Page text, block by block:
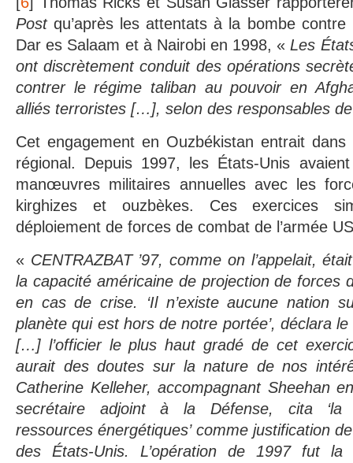
Postqu’après les attentats à la bombe contre
Dar es Salaam et à Nairobi en 1998, « Les
ont discrètement conduit des opérations
contrer le régime taliban au pouvoir en
alliés terroristes […], selon des responsables
Cet engagement en Ouzbékistan entrait
régional. Depuis 1997, les États-Unis
manœuvres militaires annuelles avec les
kirghizes et ouzbèkes. Ces exercices
déploiement de forces de combat de l’armée
« CENTRAZBAT ’97, comme on l’appelait,
la capacité américaine de projection de forces
en cas de crise. ‘Il n’existe aucune nation
planète qui est hors de notre portée’, déclara
[…] l’officier le plus haut gradé de cet
aurait des doutes sur la nature de nos
Catherine Kelleher, accompagnant Sheehan
secrétaire adjoint à la Défense, cita ‘la
ressources énergétiques’ comme justification
des États-Unis. L’opération de 1997 fut la